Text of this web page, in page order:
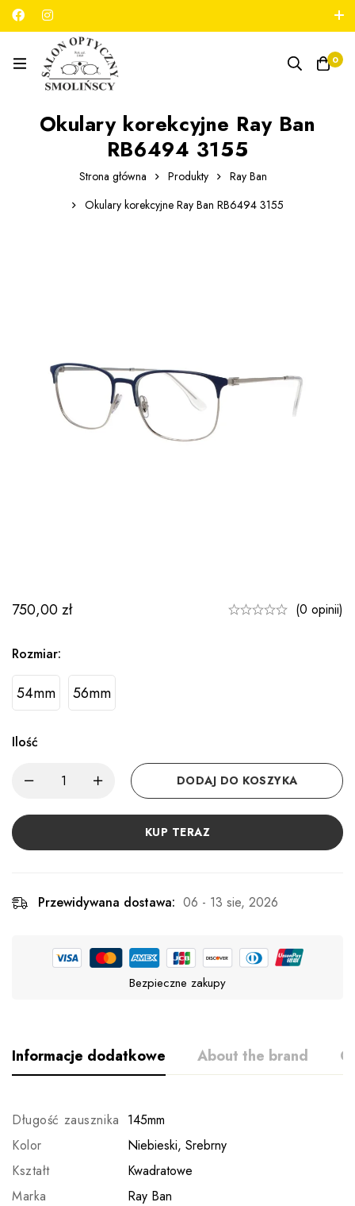
789 180 706
0
Okulary korekcyjne Ray Ban
RB6494 3155
Strona główna Produkty
Ray Ban
Okulary korekcyjne Ray Ban RB6494 3155
750,00zł (0 opinii)
Rozmiar:
54mm 56mm
Ilość
DODAJ DO KOSZYKA
KUP TERAZ
Przewidywana dostawa: 06 - 13 sie, 2026
Bezpieczne zakupy
Informacje dodatkowe About the brand
Długość zausznika 145mm
Kolor
Niebieski, Srebrny
Kształt
Kwadratowe
Marka
Ray Ban